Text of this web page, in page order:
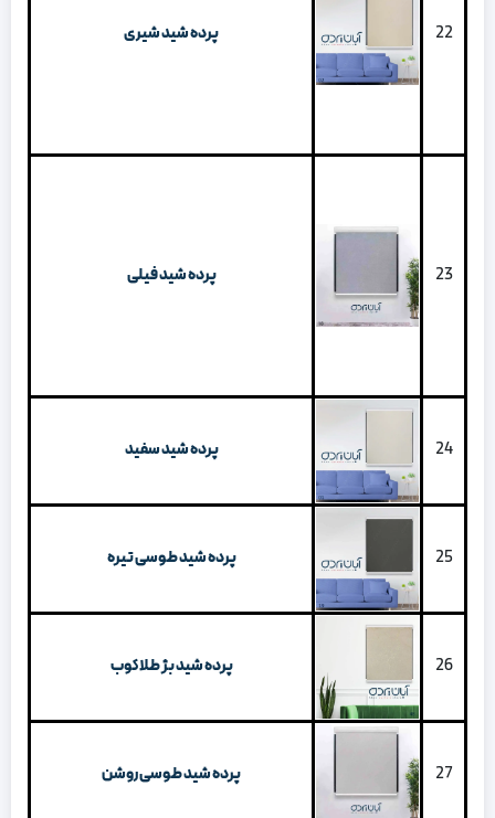
22 پرده شید شیری
23 پرده شید فیلی
24 پرده شید سفید
25 پرده شید طوسی تیره
26 پرده شید بژ طلاکوب
27 پرده شید طوسی روشن